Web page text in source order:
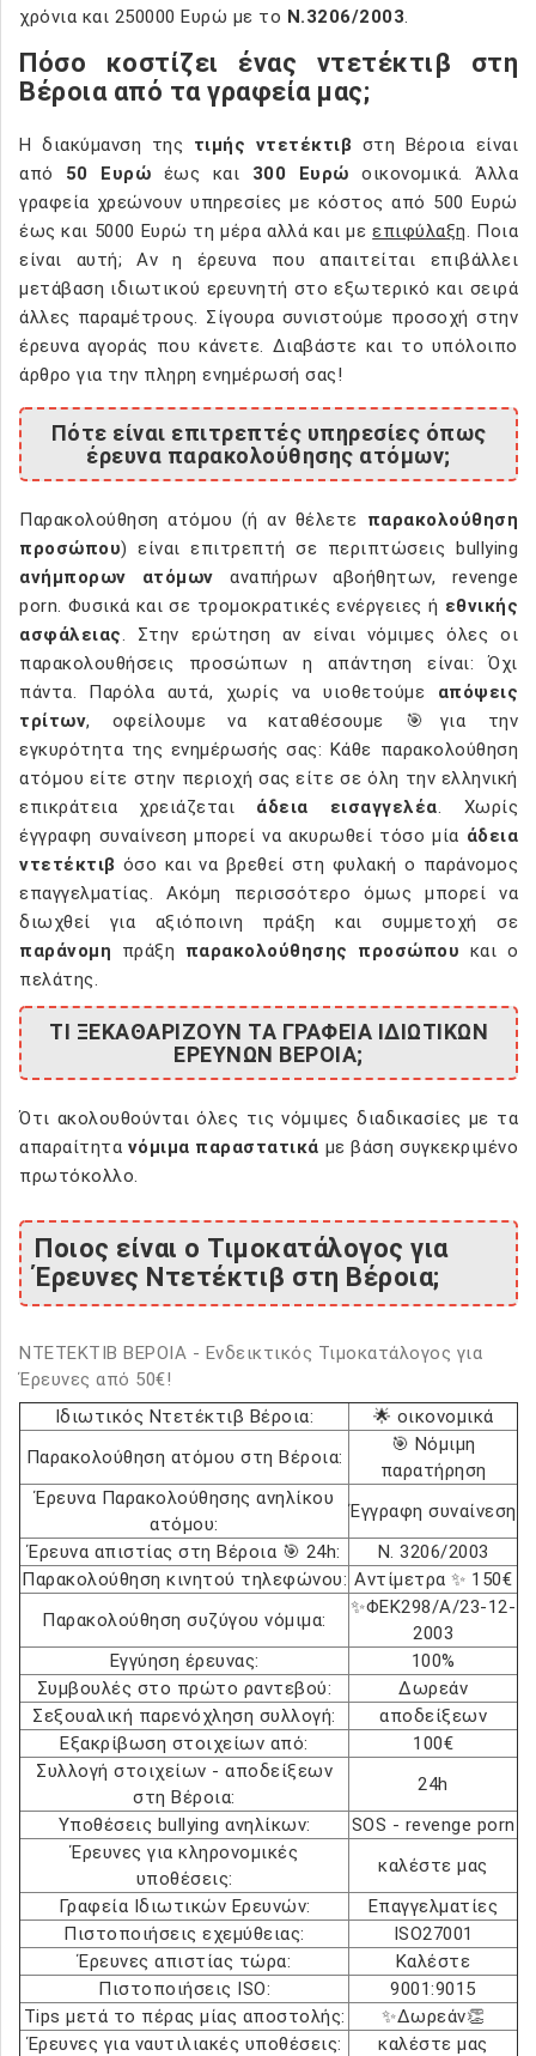
χρόνια και 250000 Ευρώ με το Ν.3206/2003.
Πόσο κοστίζει ένας ντετέκτιβ στη
Βέροια από τα γραφεία μας;
Η διακύμανση της τιμής ντετέκτιβ στη Βέροια είναι
από 50 Ευρώ έως και 300 Ευρώ οικονομικά. Άλλα
γραφεία χρεώνουν υπηρεσίες με κόστος από 500 Ευρώ
έως και 5000 Ευρώ τη μέρα αλλά και μεεπιφύλαξη. Ποια
είναι αυτή; Αν η έρευνα που απαιτείται επιβάλλει
μετάβαση ιδιωτικού ερευνητή στο εξωτερικό και σειρά
άλλες παραμέτρους. Σίγουρα συνιστούμε προσοχή στην
έρευνα αγοράς που κάνετε. Διαβάστε και το υπόλοιπο
άρθρο για την πληρη ενημέρωσή σας!
Πότε είναι επιτρεπτές υπηρεσίες όπως
έρευνα παρακολούθησης ατόμων;
Παρακολούθηση ατόμου (ή αν θέλετε παρακολούθηση
προσώπου) είναι επιτρεπτή σε περιπτώσεις bullying
ανήμπορων ατόμων αναπήρων αβοήθητων, revenge
porn. Φυσικά και σε τρομοκρατικές ενέργειες ή εθνικής
ασφάλειας. Στην ερώτηση αν είναι νόμιμες όλες οι
παρακολουθήσεις προσώπων η απάντηση είναι: Όχι
πάντα. Παρόλα αυτά, χωρίς να υιοθετούμε απόψεις
τρίτων, οφείλουμε να καταθέσουμε 🎯για την
εγκυρότητα της ενημέρωσής σας: Κάθε παρακολούθηση
ατόμου είτε στην περιοχή σας είτε σε όλη την ελληνική
επικράτεια χρειάζεται άδεια εισαγγελέα. Χωρίς
έγγραφη συναίνεση μπορεί να ακυρωθεί τόσο μία άδεια
ντετέκτιβ όσο και να βρεθεί στη φυλακή ο παράνομος
επαγγελματίας. Ακόμη περισσότερο όμως μπορεί να
διωχθεί για αξιόποινη πράξη και συμμετοχή σε
παράνομη πράξη παρακολούθησης προσώπου και ο
πελάτης.
ΤΙ ΞΕΚΑΘΑΡΙΖΟΥΝ ΤΑ ΓΡΑΦΕΙΑ ΙΔΙΩΤΙΚΩΝ
ΕΡΕΥΝΩΝ ΒΕΡΟΙΑ;
Ότι ακολουθούνται όλες τις νόμιμες διαδικασίες με τα
απαραίτητα νόμιμα παραστατικά με βάση συγκεκριμένο
πρωτόκολλο.
Ποιος είναι ο Τιμοκατάλογος για
Έρευνες Ντετέκτιβ στη Βέροια;
ΝΤΕΤΕΚΤΙΒ ΒΕΡΟΙΑ - Ενδεικτικός Τιμοκατάλογος για
Έρευνες από 50€!
Ιδιωτικός Ντετέκτιβ Βέροια:
🌟 οικονομικά
Παρακολούθηση ατόμου στη Βέροια:
🎯 Νόμιμη
παρατήρηση
Έρευνα Παρακολούθησης ανηλίκου
ατόμου:
Έγγραφη συναίνεση
Έρευνα απιστίας στη Βέροια 🎯 24h:
Ν. 3206/2003
Παρακολούθηση κινητού τηλεφώνου: Αντίμετρα ✨ 150€
Παρακολούθηση συζύγου νόμιμα:
✨ΦΕΚ298/Α/23-12-
2003
Εγγύηση έρευνας:
100%
Συμβουλές στο πρώτο ραντεβού:
Δωρεάν
Σεξουαλική παρενόχληση συλλογή:
αποδείξεων
Εξακρίβωση στοιχείων από:
100€
Συλλογή στοιχείων - αποδείξεων
στη Βέροια:
24h
Υποθέσεις bullying ανηλίκων:
SOS - revenge porn
Έρευνες για κληρονομικές
υποθέσεις:
καλέστε μας
Γραφεία Ιδιωτικών Ερευνών:
Επαγγελματίες
Πιστοποιήσεις εχεμύθειας:
ISO27001
Έρευνες απιστίας τώρα:
Καλέστε
Πιστοποιήσεις ISO:
9001:9015
Tips μετά το πέρας μίας αποστολής:
✨Δωρεάν👏
Έρευνες για ναυτιλιακές υποθέσεις:
καλέστε μας